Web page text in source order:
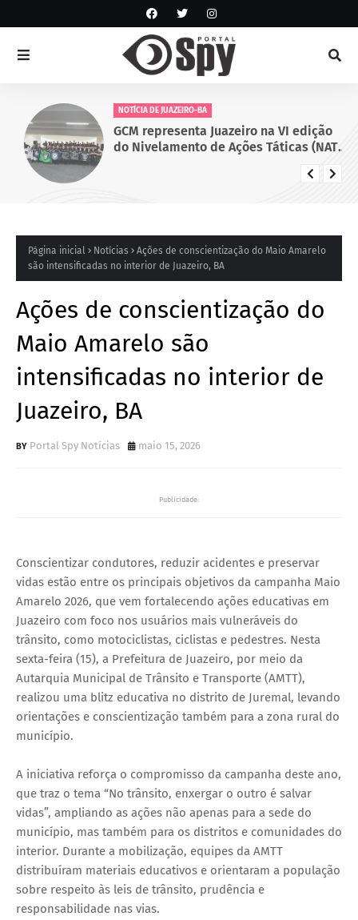
NOTÍCIA DE JUAZEIRO-BA
GCM representa Juazeiro na VI edição
do Nivelamento de Ações Táticas (NAT-
Página inicial Notícias
Ações de conscientização do Maio Amarelo
são intensificadas no interior de Juazeiro, BA
Ações de conscientização do
Maio Amarelo são
intensificadas no interior de
Juazeiro, BA
Portal Spy Notícias maio 15, 2026
Publicidade:
Conscientizar condutores, reduzir acidentes e preservar
vidas estão entre os principais objetivos da campanha Maio
Amarelo 2026, que vem fortalecendo ações educativas em
Juazeiro com foco nos usuários mais vulneráveis do
trânsito, como motociclistas, ciclistas e pedestres. Nesta
sexta-feira (15), a Prefeitura de Juazeiro, por meio da
Autarquia Municipal de Trânsito e Transporte (AMTT),
realizou uma blitz educativa no distrito de Juremal, levando
orientações e conscientização também para a zona rural do
município.
A iniciativa reforça o compromisso da campanha deste ano,
que traz o tema “No trânsito, enxergar o outro é salvar
vidas”, ampliando as ações não apenas para a sede do
município, mas também para os distritos e comunidades do
interior. Durante a mobilização, equipes da AMTT
distribuíram materiais educativos e orientaram a população
sobre respeito às leis de trânsito, prudência e
responsabilidade nas vias.